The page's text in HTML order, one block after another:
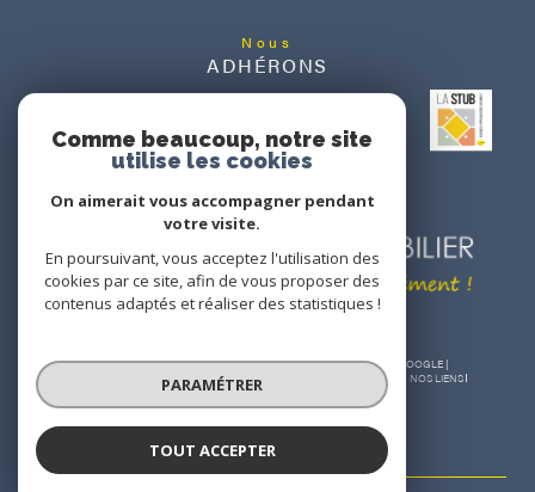
Nous
ADHÉRONS
© 2026 | TOUS DROITS RÉSERVÉS | TRADUCTION POWERED BY GOOGLE |
NOS HONORAIRES
PLAN DU SITE MENTIONS LÉGALES ADMIN
NOS LIENS
POLITIQUE RGPD
Comme beaucoup, notre site
utilise les cookies
On aimerait vous accompagner pendant
votre visite.
En poursuivant, vous acceptez l'utilisation des
cookies par ce site, afin de vous proposer des
contenus adaptés et réaliser des statistiques !
PARAMÉTRER
TOUT ACCEPTER